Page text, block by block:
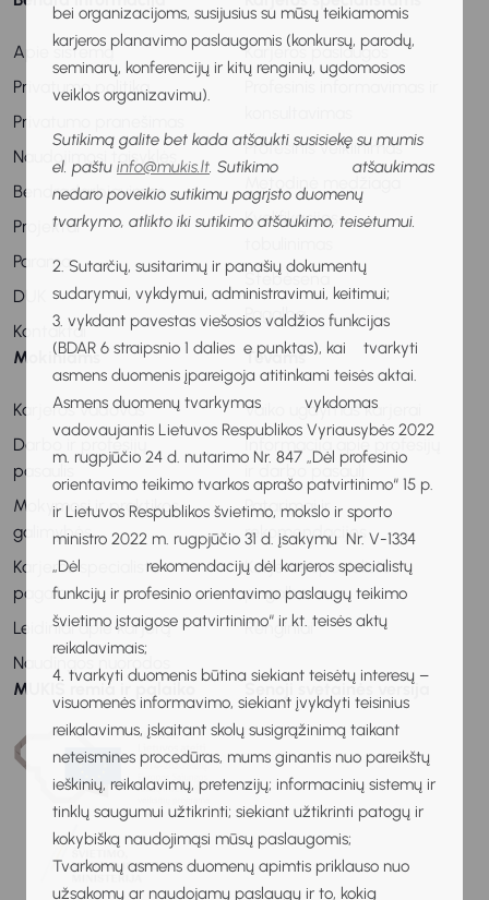
bei organizacijoms, susijusius su mūsų teikiamomis
karjeros planavimo paslaugomis (konkursų, parodų,
seminarų, konferencijų ir kitų renginių, ugdomosios
veiklos organizavimu).
Sutikimą galite bet kada atšaukti susisiekę su mumis
el. paštu info@mukis.lt. Sutikimo atšaukimas
nedaro poveikio sutikimu pagrįsto duomenų
tvarkymo, atlikto iki sutikimo atšaukimo, teisėtumui.
2. Sutarčių, susitarimų ir panašių dokumentų
sudarymui, vykdymui, administravimui, keitimui;
3. vykdant pavestas viešosios valdžios funkcijas
(BDAR 6 straipsnio 1 dalies e punktas), kai tvarkyti
asmens duomenis įpareigoja atitinkami teisės aktai.
Asmens duomenų tvarkymas vykdomas
vadovaujantis Lietuvos Respublikos Vyriausybės 2022
m. rugpjūčio 24 d. nutarimo Nr. 847 „Dėl profesinio
orientavimo teikimo tvarkos aprašo patvirtinimo“ 15 p.
ir Lietuvos Respublikos švietimo, mokslo ir sporto
ministro 2022 m. rugpjūčio 31 d. įsakymu Nr. V-1334
„Dėl rekomendacijų dėl karjeros specialistų
funkcijų ir profesinio orientavimo paslaugų teikimo
švietimo įstaigose patvirtinimo“ ir kt. teisės aktų
reikalavimais;
4. tvarkyti duomenis būtina siekiant teisėtų interesų –
visuomenės informavimo, siekiant įvykdyti teisinius
reikalavimus, įskaitant skolų susigrąžinimą taikant
neteismines procedūras, mums ginantis nuo pareikštų
ieškinių, reikalavimų, pretenzijų; informacinių sistemų ir
tinklų saugumui užtikrinti; siekiant užtikrinti patogų ir
kokybišką naudojimąsi mūsų paslaugomis;
Tvarkomų asmens duomenų apimtis priklauso nuo
užsakomų ar naudojamų paslaugų ir to, kokią
Apie sistemą
Privatumo politika
Privatumo pranešimas
Naudojimosi taisyklės
Bendradarbiavimas
Projektai
Parama
DUK
Kontaktai
Karjeros paslaugos
Profesinis veiklinimas
Metodinė medžiaga
Kvalifikacijos
Stebėsena
Pagalba
Mokiniams
Karjeros vadovas
Darbo ir profesijų
pasaulis
Mokymosi ir praktikos
galimybės
Karjeros specialisto
pagalba
Leidiniai apie karjerą
Naudingos nuorodos
Tėvams
Vaiko ugdymas karjerai
Informacija apie profesijų
ir darbo pasaulį
Patarimai ir
rekomendacijos
Karjeros specialisto
pagalba
Renginiai
MUKIS remia ir palaiko Senoji svetainės versija